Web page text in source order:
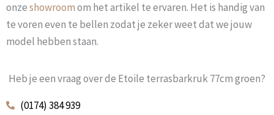
onzeshowroomom het artikel te ervaren. Het is handig van
te voren even te bellen zodat je zeker weet dat we jouw
model hebben staan.
Heb je een vraag over de Etoile terrasbarkruk 77cm groen?
(0174) 384 939